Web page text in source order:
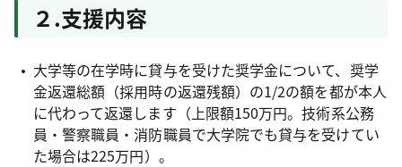
２.支援内容
大学等の在学時に貸与を受けた奨学金について、奨学
金返還総額（採用時の返還残額）の1/2の額を都が本人
に代わって返還します（上限額150万円。技術系公務
員・警察職員・消防職員で大学院でも貸与を受けてい
た場合は225万円）。